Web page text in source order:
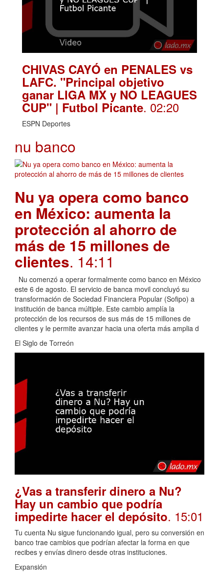
CHIVAS CAYÓ en PENALES vs
LAFC. "Principal objetivo
ganar LIGA MX y NO LEAGUES
CUP" | Futbol Picante. 02:20
ESPN Deportes
nu banco
Nu ya opera como banco
en México: aumenta la
protección al ahorro de
más de 15 millones de
clientes. 14:11
Nu comenzó a operar formalmente como banco en México
este 6 de agosto. El servicio de banca movil concluyó su
transformación de Sociedad Financiera Popular (Sofipo) a
institución de banca múltiple. Este cambio amplía la
protección de los recursos de sus más de 15 millones de
clientes y le permite avanzar hacia una oferta más amplia d
El Siglo de Torreón
¿Vas a transferir dinero a Nu?
Hay un cambio que podría
impedirte hacer el depósito. 15:01
Tu cuenta Nu sigue funcionando igual, pero su conversión en
banco trae cambios que podrían afectar la forma en que
recibes y envías dinero desde otras instituciones.
Expansión